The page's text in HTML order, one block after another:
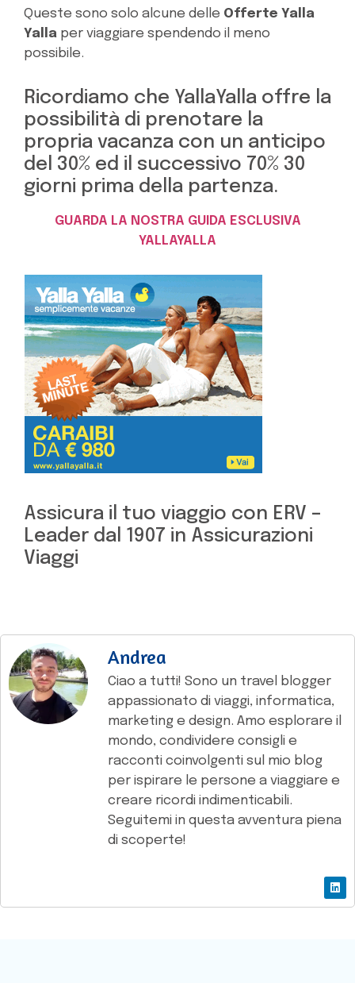
Queste sono solo alcune delle Offerte Yalla
Yalla per viaggiare spendendo il meno
possibile.
Ricordiamo che YallaYalla offre la
possibilità di prenotare la
propria vacanza con un anticipo
del 30% ed il successivo 70% 30
giorni prima della partenza.
GUARDA LA NOSTRA GUIDA ESCLUSIVA
YALLAYALLA
Assicura il tuo viaggio con ERV –
Leader dal 1907 in Assicurazioni
Viaggi
Andrea
Ciao a tutti! Sono un travel blogger
appassionato di viaggi, informatica,
marketing e design. Amo esplorare il
mondo, condividere consigli e
racconti coinvolgenti sul mio blog
per ispirare le persone a viaggiare e
creare ricordi indimenticabili.
Seguitemi in questa avventura piena
di scoperte!